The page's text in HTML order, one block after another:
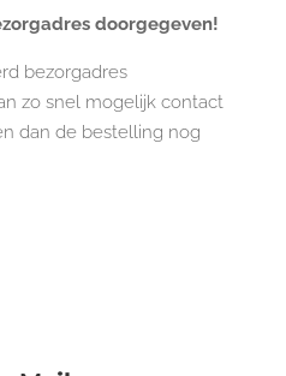
doorgegeven!
bezorgadres
zo snel mogelijk contact
dan de bestelling nog